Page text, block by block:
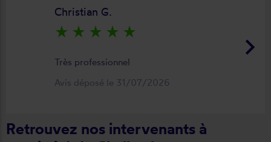
keyboard_arrow_right
Christian G.
star_rate star_rate star_rate star_rate star_rate
Très professionnel
Avis déposé le 31/07/2026
Retrouvez nos intervenants à